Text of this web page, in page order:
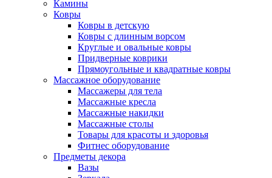
Камины
Ковры
Ковры в детскую
Ковры с длинным ворсом
Круглые и овальные ковры
Придверные коврики
Прямоугольные и квадратные ковры
Массажное оборудование
Массажеры для тела
Массажные кресла
Массажные накидки
Массажные столы
Товары для красоты и здоровья
Фитнес оборудование
Предметы декора
Вазы